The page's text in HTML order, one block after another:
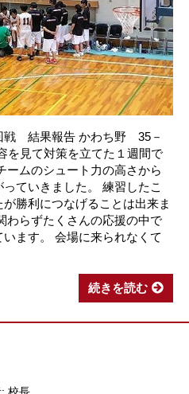
戦 結果報告 かわち野 35－
見て対策を立てた１週間で
ームのシュート力の高さから
ていきました。 練習したこ
勝利につなげることは出来ま
わらずたくさんの応援の中で
ます。 会場に来られなくて
続きを読む